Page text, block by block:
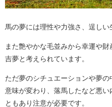
馬の夢には理性や力強さ、逞しい
また艶やかな毛並みから幸運や
吉夢と考えられています。
ただ夢のシチュエーションや夢の
意味が変わり、落馬したなど悪い
ともあり注意が必要です。